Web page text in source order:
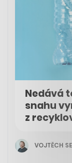
Nedává
snahu
z
VOJTĚCH